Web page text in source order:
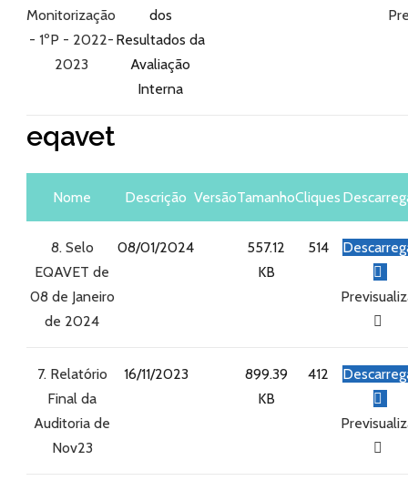
Monitorização
- 1ºP - 2022-
2023
dos
Resultados da
Avaliação
Interna
eqavet
Nome Descrição VersãoTamanhoCliques
8. Selo
EQAVET de
08 de Janeiro
de 2024
08/01/2024
557.12
KB
514
7. Relatório
Final da
Auditoria de
Nov23
16/11/2023
899.39
KB
412